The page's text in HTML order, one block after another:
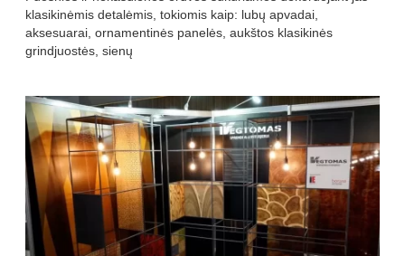
klasikinėmis detalėmis, tokiomis kaip: lubų apvadai,
aksesuarai, ornamentinės panelės, aukštos klasikinės
grindjuostės, sienų